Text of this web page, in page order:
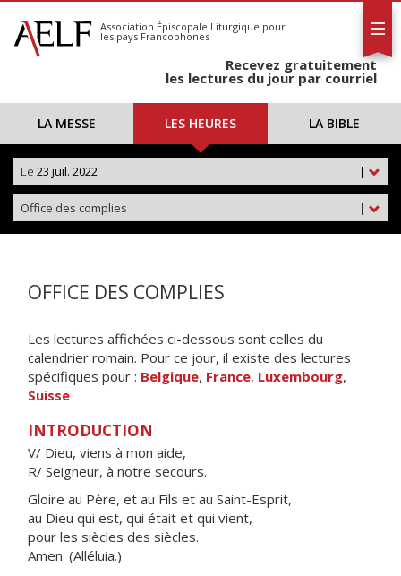
S'abonner
Calendrier
Association Épiscopale Liturgique pour
les pays Francophones
Recevez gratuitement
les lectures du jour par courriel
LA MESSE LES HEURES LA BIBLE
|
Le 23 juil. 2022
|
Office des complies
OFFICE DES COMPLIES
Les lectures affichées ci-dessous sont celles du
calendrier romain. Pour ce jour, il existe des lectures
spécifiques pour : Belgique, France, Luxembourg,
Suisse
INTRODUCTION
V/ Dieu, viens à mon aide,
R/ Seigneur, à notre secours.
Gloire au Père, et au Fils et au Saint-Esprit,
au Dieu qui est, qui était et qui vient,
pour les siècles des siècles.
Amen. (Alléluia.)